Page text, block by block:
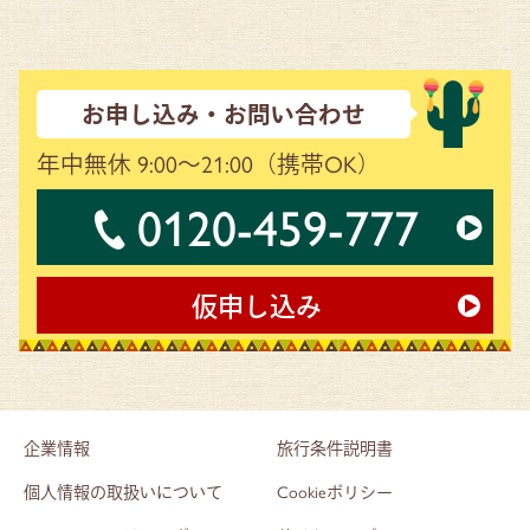
お申し込み・お問い合わせ
年中無休 9:00～21:00 （携帯OK）
0120-459-777
仮申し込み
企業情報
旅行条件説明書
個人情報の取扱いについて
Cookieポリシー